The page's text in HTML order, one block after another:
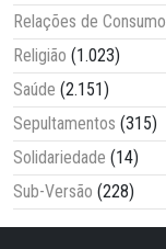
Relações de Consumo
Religião (1.023)
Saúde (2.151)
Sepultamentos (315)
Solidariedade (14)
Sub-Versão (228)